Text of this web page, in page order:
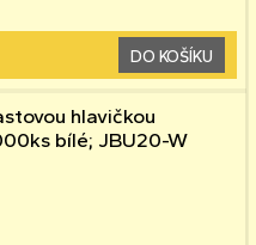
DO KOŠÍKU
hlavičkou
bílé; JBU20-W